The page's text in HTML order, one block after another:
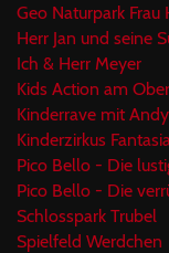
Geo Naturpark
Herr Jan und seine
Ich & Herr Meyer
Kids Action am
Kinderrave mit
Kinderzirkus
Pico Bello - Die
Pico Bello - Die
Schlosspark Trubel
Spielfeld Werdchen